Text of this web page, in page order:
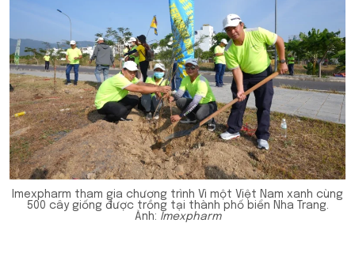
Imexpharm tham gia chương trình Vì một Việt Nam xanh cùng
500 cây giống được trồng tại thành phố biển Nha Trang.
Ảnh: Imexpharm